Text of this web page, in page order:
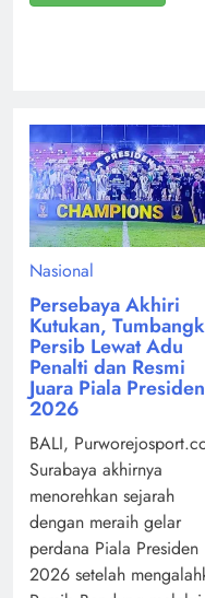
Nasional
Persebaya Akhiri
Kutukan,
Persib Lewat Adu
Penalti dan Resmi
Juara Piala Presiden
2026
BALI,
Surabaya akhirnya
menorehkan sejarah
dengan meraih gelar
perdana Piala Presiden
2026 setelah